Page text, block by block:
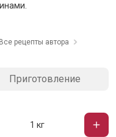
Все рецепты автора
Приготовление
1 кг